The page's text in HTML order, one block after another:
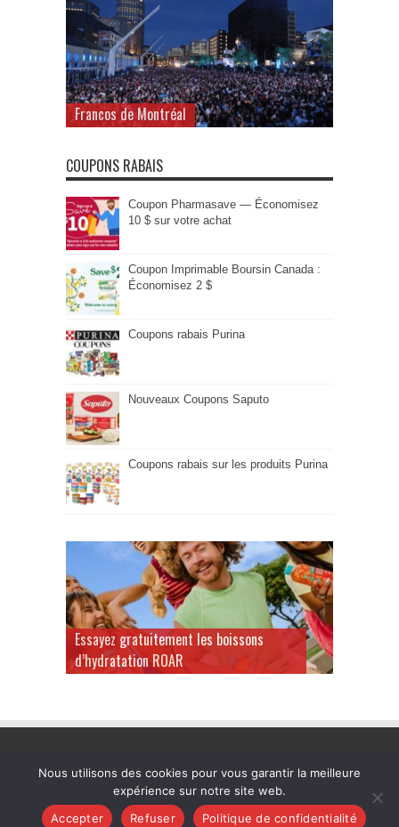
Francos de Montréal
COUPONS RABAIS
Coupon Pharmasave — Économisez
10 $ sur votre achat
Coupon Imprimable Boursin Canada :
Économisez 2 $
Coupons rabais Purina
Nouveaux Coupons Saputo
Coupons rabais sur les produits Purina
Essayez gratuitement les boissons
d’hydratation ROAR
Quebec-Gratuit.Com © 2026. Tous les droits sont réservés. |
Nous utilisons des cookies pour vous garantir la meilleure
expérience sur notre site web.
Accepter
Refuser Politique de confidentialité